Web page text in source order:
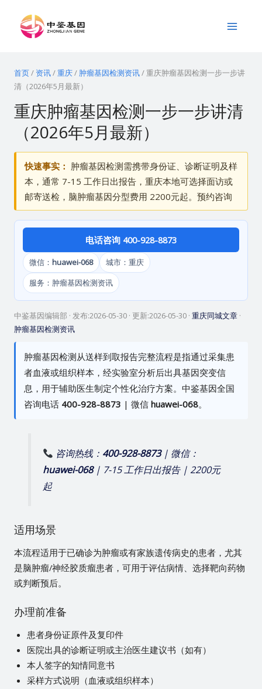
Menu
首页/ 资讯/重庆/ 肿瘤基因检测资讯/重庆肿瘤基因检测一步一步讲
清（2026年5月最新）
重庆肿瘤基因检测一步一步讲清
（2026年5月最新）
快速事实： 肿瘤基因检测需携带身份证、诊断证明及样
本，通常 7-15 工作日出报告，重庆本地可选择面访或
邮寄送检，脑肿瘤基因分型费用 2200元起。预约咨询
电话咨询 400-928-8873
微信： huawei-068
城市：重庆
服务：肿瘤基因检测资讯
中鉴基因编辑部 · 发布:2026-05-30· 更新:2026-05-30· 重庆同城文章·
肿瘤基因检测资讯
肿瘤基因检测从送样到取报告完整流程是指通过采集患
者血液或组织样本，经实验室分析后出具基因突变信
息，用于辅助医生制定个性化治疗方案。中鉴基因全国
咨询电话 400-928-8873 | 微信 huawei-068。
咨询热线： 400-928-8873| 微信：
huawei-068| 7-15 工作日出报告 | 2200元
起
适用场景
本流程适用于已确诊为肿瘤或有家族遗传病史的患者，尤其
是脑肿瘤/神经胶质瘤患者，可用于评估病情、选择靶向药物
或判断预后。
办理前准备
患者身份证原件及复印件
医院出具的诊断证明或主治医生建议书（如有）
本人签字的知情同意书
采样方式说明（血液或组织样本）